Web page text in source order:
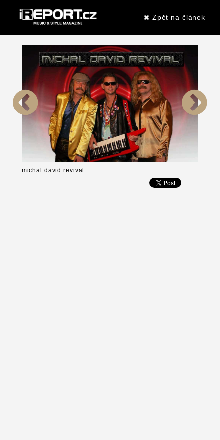
Zpět na článek
michal david revival